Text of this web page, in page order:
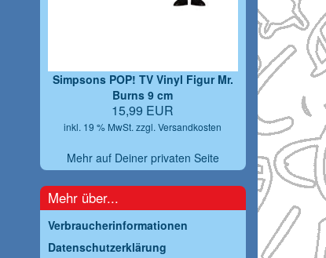
Simpsons POP! TV Vinyl Figur Mr.
Burns 9 cm
15,99 EUR
inkl. 19 % MwSt. zzgl.Versandkosten
Mehr auf Deiner privaten Seite
Mehr über...
Verbraucherinformationen
Datenschutzerklärung